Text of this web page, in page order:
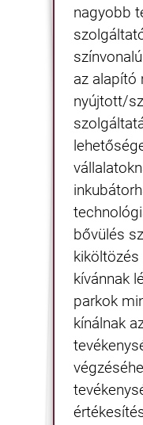
nagyobb
az alapító
nyújtott/
bővülés
kívánnak
parkok
kínálnak